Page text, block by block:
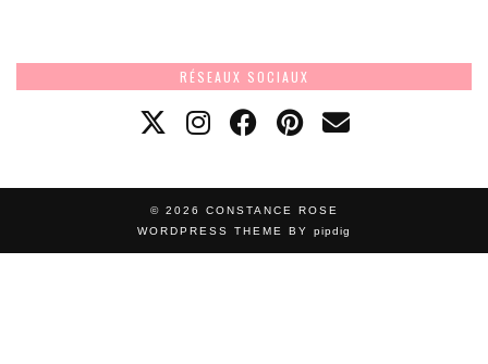
RÉSEAUX SOCIAUX
© 2026 CONSTANCE ROSE
WORDPRESS THEME BY pipdig